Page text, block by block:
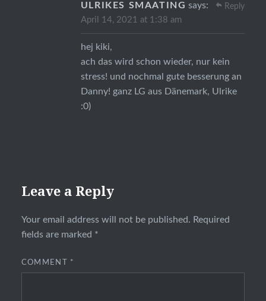
ULRIKES SMAATING says:
April 14, 2021 at 1:38 am
hej kiki,
ach das wird schon wieder, nur kein
stress! und nochmal gute besserung an
Danny! ganz LG aus Dänemark, Ulrike
:0)
Reply
Leave a Reply
Your email address will not be published. Required
fields are marked *
COMMENT *